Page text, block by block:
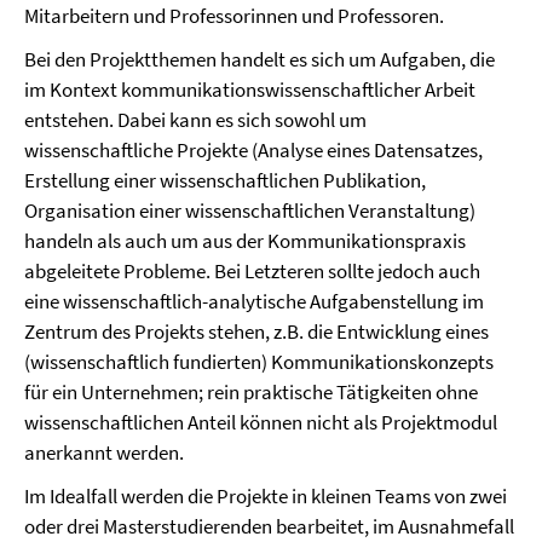
Mitarbeitern und Professorinnen und Professoren.
Bei den Projektthemen handelt es sich um Aufgaben, die
im Kontext kommunikationswissenschaftlicher Arbeit
entstehen. Dabei kann es sich sowohl um
wissenschaftliche Projekte (Analyse eines Datensatzes,
Erstellung einer wissenschaftlichen Publikation,
Organisation einer wissenschaftlichen Veranstaltung)
handeln als auch um aus der Kommunikationspraxis
abgeleitete Probleme. Bei Letzteren sollte jedoch auch
eine wissenschaftlich-analytische Aufgabenstellung im
Zentrum des Projekts stehen, z.B. die Entwicklung eines
(wissenschaftlich fundierten) Kommunikationskonzepts
für ein Unternehmen; rein praktische Tätigkeiten ohne
wissenschaftlichen Anteil können nicht als Projektmodul
anerkannt werden.
Im Idealfall werden die Projekte in kleinen Teams von zwei
oder drei Masterstudierenden bearbeitet, im Ausnahmefall